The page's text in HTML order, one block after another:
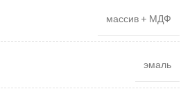
массив + МДФ
эмаль